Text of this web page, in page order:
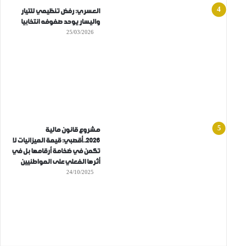
العسري: رفض تنظيمي للتيار
واليسار يوحد صفوفه انتخابيا
25/03/2026
مشروع قانون مالية
2026..أقصبي: قيمة الميزانيات لا
تكمن في ضخامة أرقامها بل في
أثرها الفعلي على المواطنيين
24/10/2025